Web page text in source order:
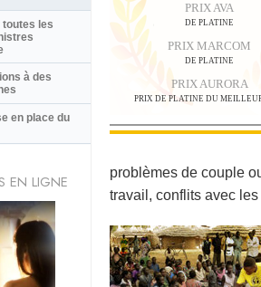
PRIX AVA
DE PLATINE
PRIX MARCOM
DE PLATINE
PRIX AURORA
PRIX DE PLATINE DU
problèmes de couple
travail, conflits avec
toutes les
à des
en place du
EN LIGNE